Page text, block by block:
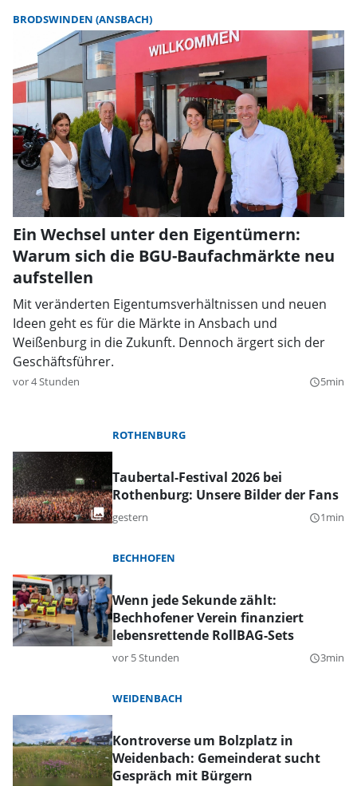
BRODSWINDEN (ANSBACH)
Ein Wechsel unter den Eigentümern:
Warum sich die BGU-Baufachmärkte neu
aufstellen
Mit veränderten Eigentumsverhältnissen und neuen
Ideen geht es für die Märkte in Ansbach und
Weißenburg in die Zukunft. Dennoch ärgert sich der
Geschäftsführer.
vor 4 Stunden query_builder5min
ROTHENBURG
Taubertal-Festival 2026 bei
Rothenburg: Unsere Bilder der Fans
gestern query_builder1min
BECHHOFEN
Wenn jede Sekunde zählt:
Bechhofener Verein finanziert
lebensrettende RollBAG-Sets
vor 5 Stunden query_builder3min
WEIDENBACH
Kontroverse um Bolzplatz in
Weidenbach: Gemeinderat sucht
Gespräch mit Bürgern